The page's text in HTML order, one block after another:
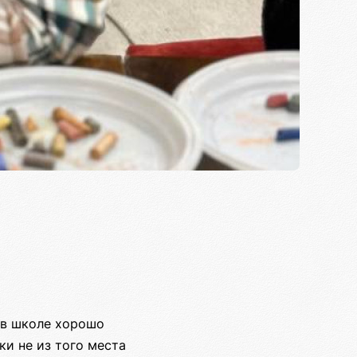
школе хорошо
не из того места